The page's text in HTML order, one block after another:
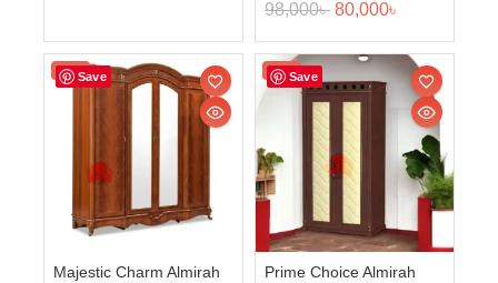
98,000৳ 80,000৳
Save
Sale!
Majestic Charm Almirah
Save
Sale!
Prime Choice Almirah